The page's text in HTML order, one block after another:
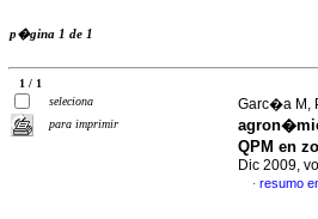
p�gina 1 de 1
1 / 1
seleciona
para imprimir
Garc�a M,
QPM en
Dic 2009,
· resumo